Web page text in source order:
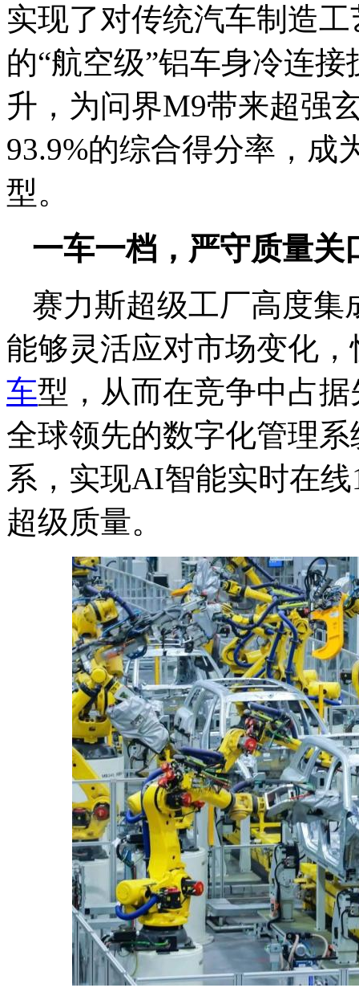
实现了对传统汽车制造
的“航空级”铝车身冷连
升，为问界M9带来超强
93.9%的综合得分率，成
型。
一车一档，严守质量关
赛力斯超级工厂高度集
能够灵活应对市场变化
车型，从而在竞争中占
全球领先的数字化管理
系，实现AI智能实时在
超级质量。